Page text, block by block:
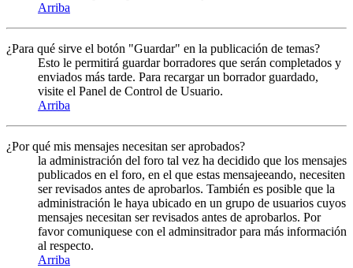
Arriba
¿Para qué sirve el botón "Guardar" en la publicación de temas?
Esto le permitirá guardar borradores que serán completados y
enviados más tarde. Para recargar un borrador guardado,
visite el Panel de Control de Usuario.
Arriba
¿Por qué mis mensajes necesitan ser aprobados?
la administración del foro tal vez ha decidido que los mensajes
publicados en el foro, en el que estas mensajeeando, necesiten
ser revisados antes de aprobarlos. También es posible que la
administración le haya ubicado en un grupo de usuarios cuyos
mensajes necesitan ser revisados antes de aprobarlos. Por
favor comuniquese con el adminsitrador para más información
al respecto.
Arriba